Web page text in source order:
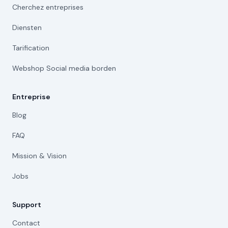
Cherchez entreprises
Diensten
Tarification
Webshop Social media borden
Entreprise
Blog
FAQ
Mission & Vision
Jobs
Support
Contact